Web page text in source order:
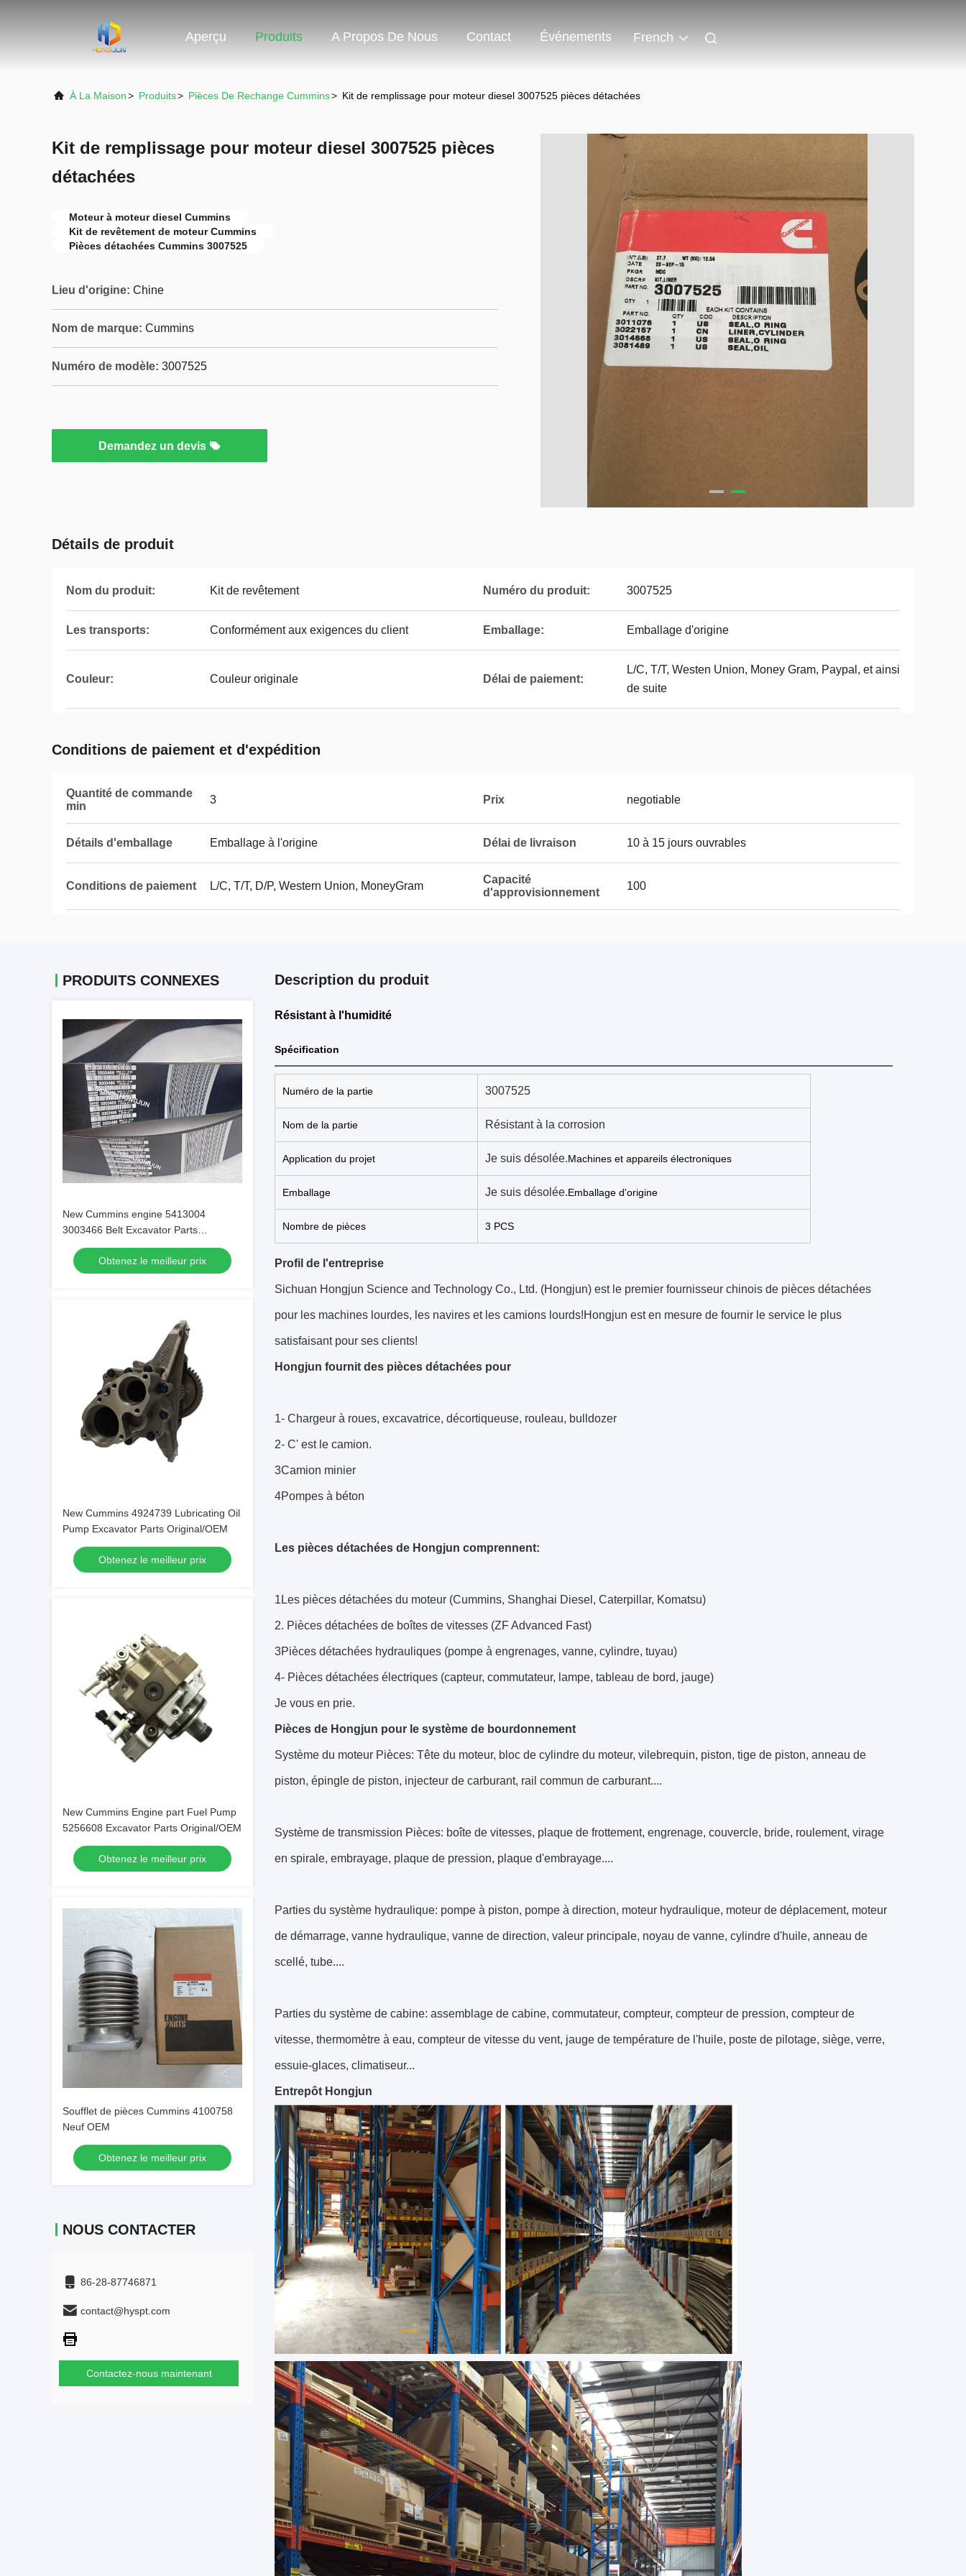
Aperçu Produits A Propos De Nous Contact Événements French
À La Maison> Produits> Pièces De Rechange Cummins> Kit de remplissage pour moteur diesel 3007525 pièces détachées
Kit de remplissage pour moteur diesel 3007525 pièces
détachées
Moteur à moteur diesel Cummins
Kit de revêtement de moteur Cummins
Pièces détachées Cummins 3007525
Lieu d'origine: Chine
Nom de marque: Cummins
Numéro de modèle: 3007525
Demandez un devis
Détails de produit
Nom du produit: Kit de revêtement Numéro du produit: 3007525
Les transports: Conformément aux exigences du client Emballage: Emballage d'origine
Couleur: Couleur originale Délai de paiement:
L/C, T/T, Westen Union, Money Gram, Paypal, et ainsi
de suite
Conditions de paiement et d'expédition
Quantité de commande
min
3 Prix negotiable
Détails d'emballage Emballage à l'origine Délai de livraison 10 à 15 jours ouvrables
Conditions de paiement L/C, T/T, D/P, Western Union, MoneyGram
Capacité
d'approvisionnement
100
PRODUITS CONNEXES
New Cummins engine 5413004
3003466 Belt Excavator Parts
Original/OEM
Obtenez le meilleur prix
New Cummins 4924739 Lubricating Oil
Pump Excavator Parts Original/OEM
Obtenez le meilleur prix
New Cummins Engine part Fuel Pump
5256608 Excavator Parts Original/OEM
Obtenez le meilleur prix
Soufflet de pièces Cummins 4100758
Neuf OEM
Obtenez le meilleur prix
NOUS CONTACTER
86-28-87746871
contact@hyspt.com
Contactez-nous maintenant
Description du produit
Résistant à l'humidité
Spécification
Numéro de la partie 3007525
Nom de la partie Résistant à la corrosion
Application du projet Je suis désolée.Machines et appareils électroniques
Emballage Je suis désolée.Emballage d'origine
Nombre de pièces 3 PCS
Profil de l'entreprise
Sichuan Hongjun Science and Technology Co., Ltd. (Hongjun) est le premier fournisseur chinois de pièces détachées
pour les machines lourdes, les navires et les camions lourds!Hongjun est en mesure de fournir le service le plus
satisfaisant pour ses clients!
Hongjun fournit des pièces détachées pour
1- Chargeur à roues, excavatrice, décortiqueuse, rouleau, bulldozer
2- C' est le camion.
3Camion minier
4Pompes à béton
Les pièces détachées de Hongjun comprennent:
1Les pièces détachées du moteur (Cummins, Shanghai Diesel, Caterpillar, Komatsu)
2. Pièces détachées de boîtes de vitesses (ZF Advanced Fast)
3Pièces détachées hydrauliques (pompe à engrenages, vanne, cylindre, tuyau)
4- Pièces détachées électriques (capteur, commutateur, lampe, tableau de bord, jauge)
Je vous en prie.
Pièces de Hongjun pour le système de bourdonnement
Système du moteur Pièces: Tête du moteur, bloc de cylindre du moteur, vilebrequin, piston, tige de piston, anneau de
piston, épingle de piston, injecteur de carburant, rail commun de carburant....
Système de transmission Pièces: boîte de vitesses, plaque de frottement, engrenage, couvercle, bride, roulement, virage
en spirale, embrayage, plaque de pression, plaque d'embrayage....
Parties du système hydraulique: pompe à piston, pompe à direction, moteur hydraulique, moteur de déplacement, moteur
de démarrage, vanne hydraulique, vanne de direction, valeur principale, noyau de vanne, cylindre d'huile, anneau de
scellé, tube....
Parties du système de cabine: assemblage de cabine, commutateur, compteur, compteur de pression, compteur de
vitesse, thermomètre à eau, compteur de vitesse du vent, jauge de température de l'huile, poste de pilotage, siège, verre,
essuie-glaces, climatiseur...
Entrepôt Hongjun